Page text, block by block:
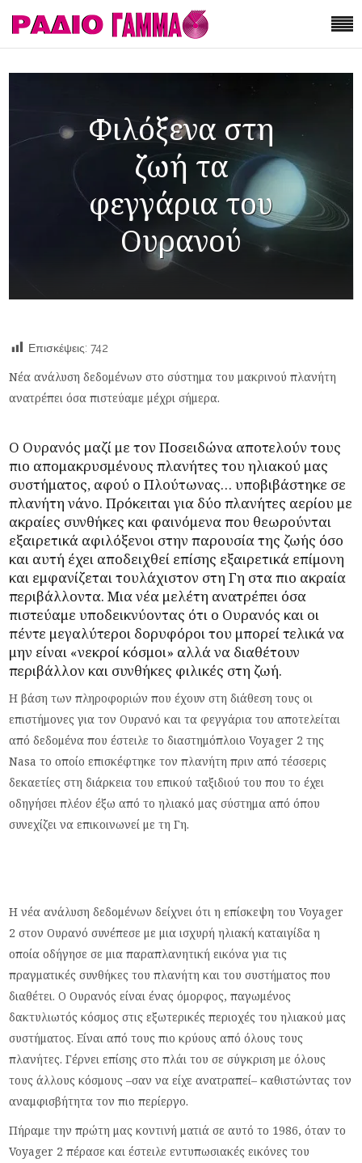
Φιλόξενα στη
ζωή τα
φεγγάρια του
Ουρανού
Επισκέψεις: 742
Νέα ανάλυση δεδομένων στο σύστημα του μακρινού πλανήτη
ανατρέπει όσα πιστεύαμε μέχρι σήμερα.
Ο Ουρανός μαζί με τον Ποσειδώνα αποτελούν τους
πιο απομακρυσμένους πλανήτες τουηλιακού μας
συστήματος, αφού ο Πλούτωνας… υποβιβάστηκε σε
πλανήτη νάνο. Πρόκειται για δύο πλανήτες αερίου με
ακραίες συνθήκες και φαινόμενα που θεωρούνται
εξαιρετικά αφιλόξενοι στην παρουσία της ζωής όσο
και αυτή έχει αποδειχθεί επίσης εξαιρετικά επίμονη
και εμφανίζεται τουλάχιστον στη Γη στα πιο ακραία
περιβάλλοντα. Μια νέα μελέτη ανατρέπει όσα
πιστεύαμε υποδεικνύοντας ότι ο Ουρανός και οι
πέντε μεγαλύτεροι δορυφόροι του μπορεί τελικά να
μην είναι «νεκροί κόσμοι» αλλά να διαθέτουν
περιβάλλον και συνθήκες φιλικές στη ζωή.
Η βάση των πληροφοριών που έχουν στη διάθεση τους οι
επιστήμονες για τον Ουρανό και τα φεγγάρια του αποτελείται
από δεδομένα που έστειλε το διαστημόπλοιο Voyager 2 της
Nasa το οποίο επισκέφτηκε τον πλανήτη πριν από τέσσερις
δεκαετίες στη διάρκεια του επικού ταξιδιού του που το έχει
οδηγήσει πλέον έξω από το ηλιακό μας σύστημα από όπου
συνεχίζει να επικοινωνεί με τη Γη.
Η νέα ανάλυση δεδομένων δείχνει ότι η επίσκεψη του Voyager
2 στον Ουρανό συνέπεσε με μια ισχυρή ηλιακή καταιγίδα η
οποία οδήγησε σε μια παραπλανητική εικόνα για τις
πραγματικές συνθήκες του πλανήτη και του συστήματος που
διαθέτει. Ο Ουρανός είναι ένας όμορφος, παγωμένος
δακτυλιωτός κόσμος στις εξωτερικές περιοχές του ηλιακού μας
συστήματος. Είναι από τους πιο κρύους από όλους τους
πλανήτες. Γέρνει επίσης στο πλάι του σε σύγκριση με όλους
τους άλλους κόσμους –σαν να είχε ανατραπεί– καθιστώντας τον
αναμφισβήτητα τον πιο περίεργο.
Πήραμε την πρώτη μας κοντινή ματιά σε αυτό το 1986, όταν το
Voyager 2 πέρασε και έστειλε εντυπωσιακές εικόνες του